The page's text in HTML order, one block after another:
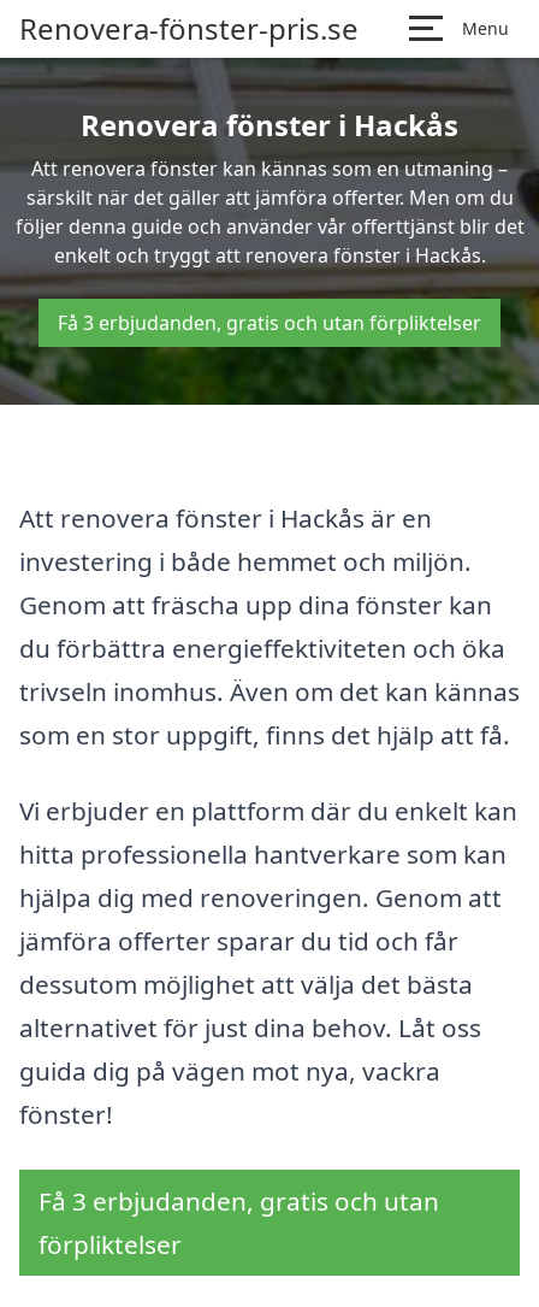
Renovera-fönster-pris.se Menu
Renovera fönster i Hackås
Att renovera fönster kan kännas som en utmaning –
särskilt när det gäller att jämföra offerter. Men om du
följer denna guide och använder vår offerttjänst blir det
enkelt och tryggt att renovera fönster i Hackås.
Få 3 erbjudanden, gratis och utan förpliktelser
Att renovera fönster i Hackås är en
investering i både hemmet och miljön.
Genom att fräscha upp dina fönster kan
du förbättra energieffektiviteten och öka
trivseln inomhus. Även om det kan kännas
som en stor uppgift, finns det hjälp att få.
Vi erbjuder en plattform där du enkelt kan
hitta professionella hantverkare som kan
hjälpa dig med renoveringen. Genom att
jämföra offerter sparar du tid och får
dessutom möjlighet att välja det bästa
alternativet för just dina behov. Låt oss
guida dig på vägen mot nya, vackra
fönster!
Få 3 erbjudanden, gratis och utan
förpliktelser